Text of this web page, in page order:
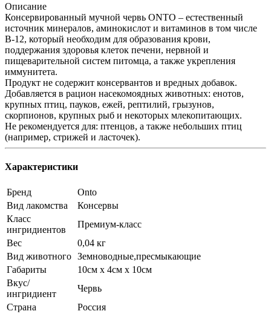
Описание
Консервированный мучной червь ONTO – естественный
источник минералов, аминокислот и витаминов в том числе
В-12, который необходим для образования крови,
поддержания здоровья клеток печени, нервной и
пищеварительной систем питомца, а также укрепления
иммунитета.
Продукт не содержит консервантов и вредных добавок.
Добавляется в рацион насекомоядных животных: енотов,
крупных птиц, пауков, ежей, рептилий, грызунов,
скорпионов, крупных рыб и некоторых млекопитающих.
Не рекомендуется для: птенцов, а также небольших птиц
(например, стрижей и ласточек).
Характеристики
Бренд
Onto
Вид лакомства
Консервы
Класс
ингридиентов
Премиум-класс
Вес
0,04 кг
Вид животного Земноводные,пресмыкающие
Габариты
10см х 4см х 10см
Вкус/
ингридиент
Червь
Страна
Россия